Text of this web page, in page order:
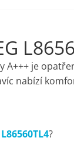
A+++ je
nabízí
?